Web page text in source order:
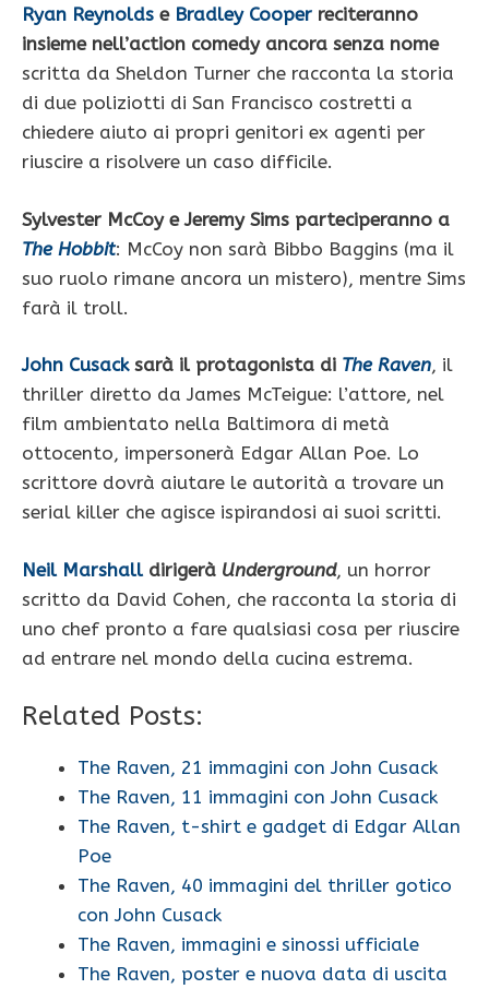
Ryan Reynolds e Bradley Cooper reciteranno
insieme nell’action comedy ancora senza nome
scritta da Sheldon Turner che racconta la storia
di due poliziotti di San Francisco costretti a
chiedere aiuto ai propri genitori ex agenti per
riuscire a risolvere un caso difficile.
Sylvester McCoy e Jeremy Sims parteciperanno a
The Hobbit: McCoy non sarà Bibbo Baggins (ma il
suo ruolo rimane ancora un mistero), mentre Sims
farà il troll.
John Cusacksarà il protagonista di The Raven, il
thriller diretto da James McTeigue: l’attore, nel
film ambientato nella Baltimora di metà
ottocento, impersonerà Edgar Allan Poe. Lo
scrittore dovrà aiutare le autorità a trovare un
serial killer che agisce ispirandosi ai suoi scritti.
Neil Marshall dirigerà Underground, un horror
scritto da David Cohen, che racconta la storia di
uno chef pronto a fare qualsiasi cosa per riuscire
ad entrare nel mondo della cucina estrema.
Related Posts:
The Raven, 21 immagini con John Cusack
The Raven, 11 immagini con John Cusack
The Raven, t-shirt e gadget di Edgar Allan
Poe
The Raven, 40 immagini del thriller gotico
con John Cusack
The Raven, immagini e sinossi ufficiale
The Raven, poster e nuova data di uscita